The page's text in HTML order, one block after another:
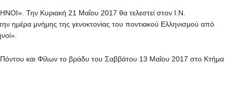
Την Κυριακή 21 Μαΐου 2017 θα τελεστεί στον Ι.Ν.
ημέρα μνήμης της γενοκτονίας του ποντιακού Ελληνισμού από
και Φίλων το βράδυ του Σαββάτου 13 Μαΐου 2017 στο Κτήμα